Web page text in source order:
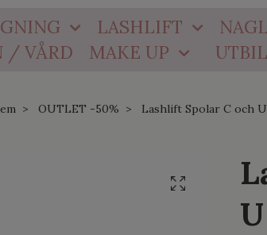
LASHLIFT
/ VÅRD MAKE UP
OUTLET -50% Lashlift Spolar C och